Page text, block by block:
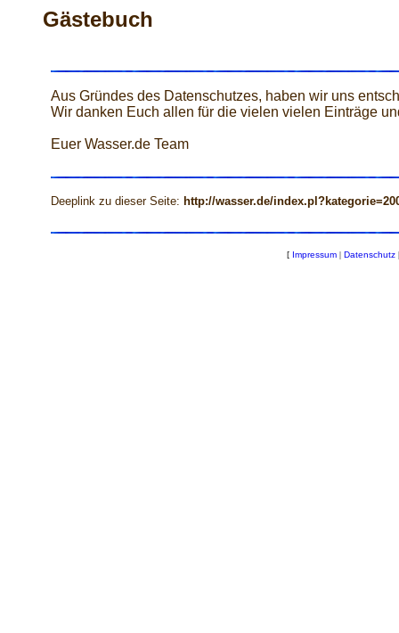
Gästebuch
Aus Gründes des Datenschutzes, haben wir uns
Wir danken Euch allen für die vielen vielen Einträge
Euer Wasser.de Team
Deeplink zu dieser Seite: http://wasser.de/
[ Impressum | Datenschutz